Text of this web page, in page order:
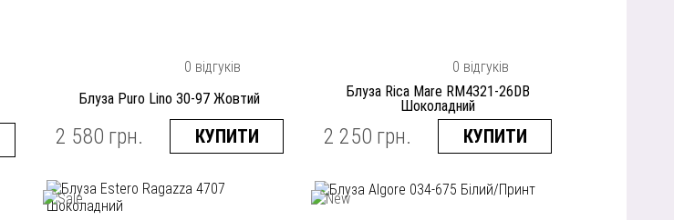
0 відгуків
Блуза Puro Lino 30-97 Жовтий
2 580 грн. КУПИТИ
0 відгуків
Блуза Rica Mare RM4321-26DB
Шоколадний
2 250 грн. КУПИТИ